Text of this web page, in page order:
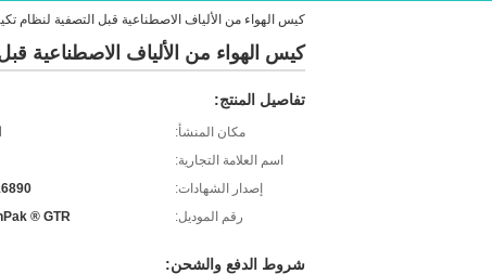
كيس الهواء من الألياف الاصطناعية قبل التصفية لنظام
كيس الهواء من الألياف الاصطناعية
تفاصيل المنتج:
مكان المنشأ:
اسم العلامة التجارية:
إصدار الشهادات:
رقم الموديل:
® GTR
شروط الدفع والشحن: